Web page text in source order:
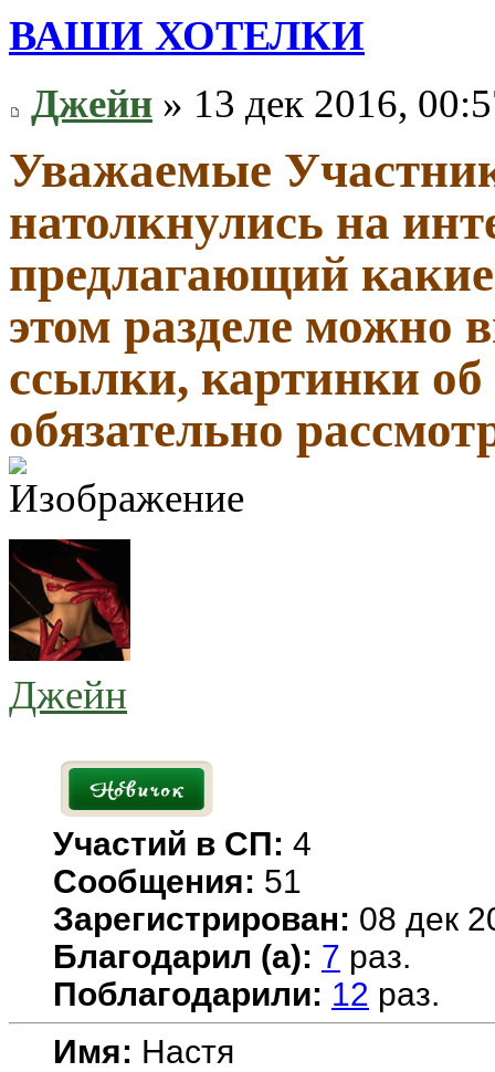
ВАШИ ХОТЕЛКИ
Джейн » 13 дек 2016,
Уважаемые
натолкнулись на
предлагающий
этом разделе
ссылки, картинки
обязательно
Джейн
Участий в СП: 4
Сообщения: 51
Зарегистрирован: 08 дек
Благодарил (а): 7 раз.
Поблагодарили: 12 раз.
Имя: Настя